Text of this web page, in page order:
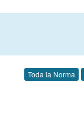
Toda la Norma